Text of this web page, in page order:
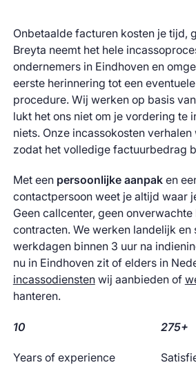
Onbetaalde facturen kosten je tijd,
Breyta neemt het hele
ondernemers in Eindhoven en
eerste herinnering tot een
procedure. Wij werken op basis van
lukt het ons niet om je vordering te
niets. Onze incassokosten
zodat het volledige factuurbedrag
Met een persoonlijke aanpaken
contactpersoon weet je altijd waar
Geen callcenter, geen
contracten. We werken landelijk en
werkdagen binnen 3 uur na
nu in Eindhoven zit of elders in
incassodienstenwij aanbieden of
hanteren.
10
Years of experience
275+